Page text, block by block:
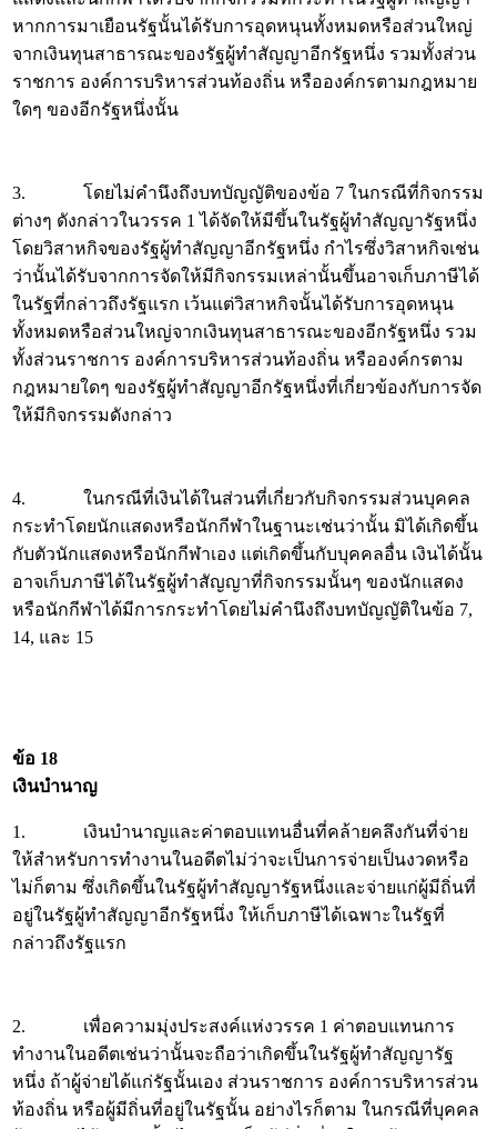
หากการมาเยือนรัฐนั้นได้รับการอุดหนุนทั้งหมดหรือส่วนใหญ่
จากเงินทุนสาธารณะของรัฐผู้ทำสัญญาอีกรัฐหนึ่ง รวมทั้งส่วน
ราชการ องค์การบริหารส่วนท้องถิ่น หรือองค์กรตามกฎหมาย
ใดๆ ของอีกรัฐหนึ่งนั้น
3. โดยไม่คำนึงถึงบทบัญญัติของข้อ 7 ในกรณีที่กิจกรรม
ต่างๆ ดังกล่าวในวรรค 1 ได้จัดให้มีขึ้นในรัฐผู้ทำสัญญารัฐหนึ่ง
โดยวิสาหกิจของรัฐผู้ทำสัญญาอีกรัฐหนึ่ง กำไรซึ่งวิสาหกิจเช่น
ว่านั้นได้รับจากการจัดให้มีกิจกรรมเหล่านั้นขึ้นอาจเก็บภาษีได้
ในรัฐที่กล่าวถึงรัฐแรก เว้นแต่วิสาหกิจนั้นได้รับการอุดหนุน
ทั้งหมดหรือส่วนใหญ่จากเงินทุนสาธารณะของอีกรัฐหนึ่ง รวม
ทั้งส่วนราชการ องค์การบริหารส่วนท้องถิ่น หรือองค์กรตาม
กฎหมายใดๆ ของรัฐผู้ทำสัญญาอีกรัฐหนึ่งที่เกี่ยวข้องกับการจัด
ให้มีกิจกรรมดังกล่าว
4. ในกรณีที่เงินได้ในส่วนที่เกี่ยวกับกิจกรรมส่วนบุคคล
กระทำโดยนักแสดงหรือนักกีฬาในฐานะเช่นว่านั้น มิได้เกิดขึ้น
กับตัวนักแสดงหรือนักกีฬาเอง แต่เกิดขึ้นกับบุคคลอื่น เงินได้นั้น
อาจเก็บภาษีได้ในรัฐผู้ทำสัญญาที่กิจกรรมนั้นๆ ของนักแสดง
หรือนักกีฬาได้มีการกระทำโดยไม่คำนึงถึงบทบัญญัติในข้อ 7,
14, และ 15
ข้อ 18
เงินบำนาญ
1. เงินบำนาญและค่าตอบแทนอื่นที่คล้ายคลึงกันที่จ่าย
ให้สำหรับการทำงานในอดีตไม่ว่าจะเป็นการจ่ายเป็นงวดหรือ
ไม่ก็ตาม ซึ่งเกิดขึ้นในรัฐผู้ทำสัญญารัฐหนึ่งและจ่ายแก่ผู้มีถิ่นที่
อยู่ในรัฐผู้ทำสัญญาอีกรัฐหนึ่ง ให้เก็บภาษีได้เฉพาะในรัฐที่
กล่าวถึงรัฐแรก
2. เพื่อความมุ่งประสงค์แห่งวรรค 1 ค่าตอบแทนการ
ทำงานในอดีตเช่นว่านั้นจะถือว่าเกิดขึ้นในรัฐผู้ทำสัญญารัฐ
หนึ่ง ถ้าผู้จ่ายได้แก่รัฐนั้นเอง ส่วนราชการ องค์การบริหารส่วน
ท้องถิ่น หรือผู้มีถิ่นที่อยู่ในรัฐนั้น อย่างไรก็ตาม ในกรณีที่บุคคล